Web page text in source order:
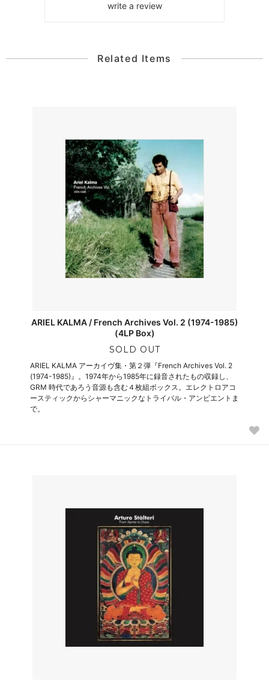
write a review
Related Items
ARIEL KALMA / French Archives Vol. 2 (1974-1985)
(4LP Box)
SOLD OUT
ARIEL KALMA アーカイヴ集・第２弾『French Archives Vol. 2
(1974-1985)』。1974年から1985年に録音されたもの収録し、
GRM 時代であろう音源も含む４枚組ボックス。エレクトロアコ
ースティックからシャーマニックなトライバル・アンビエントま
で。